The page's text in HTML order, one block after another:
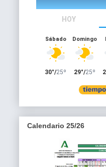
Calendario 25/26